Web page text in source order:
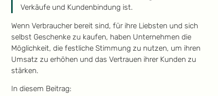
Verkäufe und Kundenbindung ist.
Wenn Verbraucher bereit sind, für ihre Liebsten und sich
selbst Geschenke zu kaufen, haben Unternehmen die
Möglichkeit, die festliche Stimmung zu nutzen, um ihren
Umsatz zu erhöhen und das Vertrauen ihrer Kunden zu
stärken.
In diesem Beitrag: